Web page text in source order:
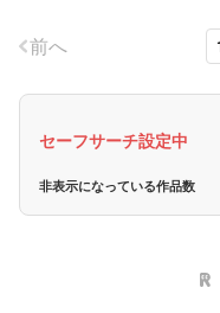
前へ
セーフサーチ設定中
非表示になっている作品数